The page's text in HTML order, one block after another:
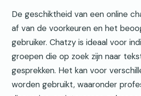
De geschiktheid van een online
af van de voorkeuren en het
gebruiker. Chatzy is ideaal voor
groepen die op zoek zijn naar
gesprekken. Het kan voor
worden gebruikt, waaronder